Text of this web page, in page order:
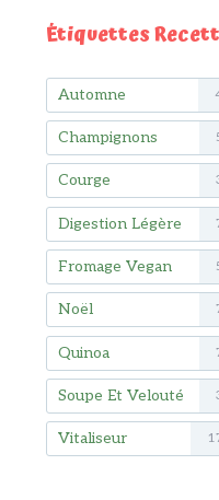
Étiquettes
Automne
Champignons
Courge
Digestion Légère
Fromage Vegan
Noël
Quinoa
Soupe Et Velouté
Vitaliseur